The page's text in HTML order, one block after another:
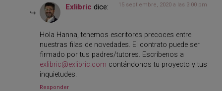
Exlibric dice: 15 septiembre, 2020 a las 3:00 pm
Hola Hanna, tenemos escritores precoces entre
nuestras filas de novedades. El contrato puede ser
firmado por tus padres/tutores. Escríbenos a
exlibric@exlibric.com contándonos tu proyecto y tus
inquietudes.
Responder